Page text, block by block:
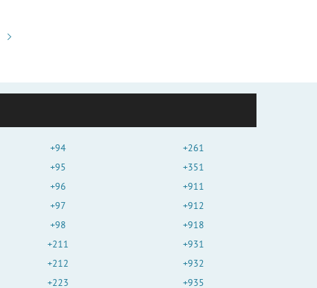
+94
+95
+96
+97
+98
+211
+212
+223
+261
+351
+911
+912
+918
+931
+932
+935